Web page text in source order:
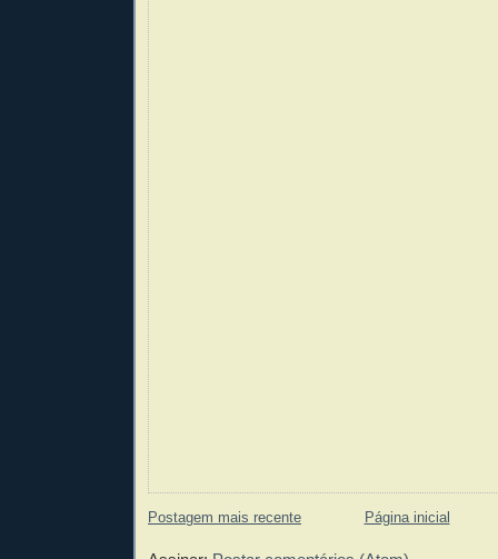
Postagem mais recente Página inicial